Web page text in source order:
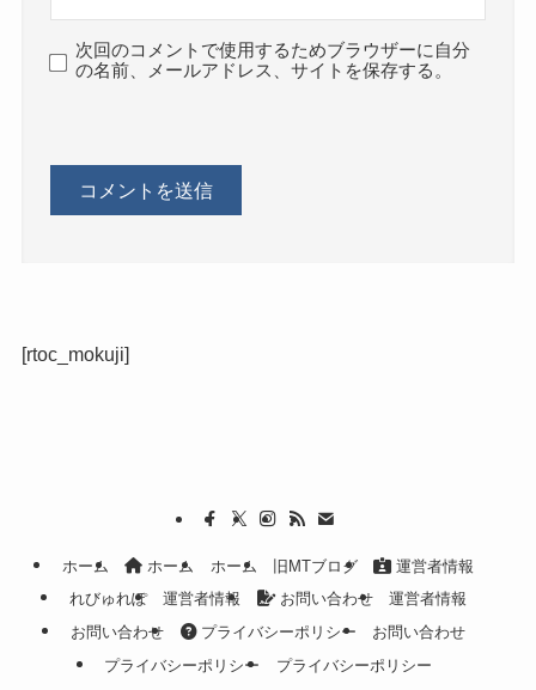
次回のコメントで使用するためブラウザーに自分
の名前、メールアドレス、サイトを保存する。
[rtoc_mokuji]
ホーム ホーム ホーム 旧MTブログ
運営者情報
れびゅれぽ
運営者情報 お問い合わせ
運営者情報
お問い合わせ
プライバシーポリシー
お問い合わせ
プライバシーポリシー
プライバシーポリシー